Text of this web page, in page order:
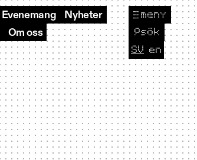
Evenemang
Nyheter
Om oss
meny
🔎sök
CURRENT
SV Byt
en